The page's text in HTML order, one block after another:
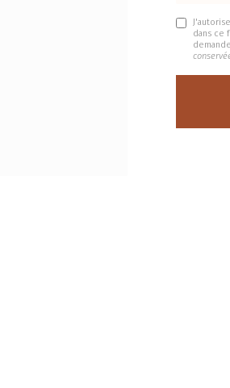
dans ce